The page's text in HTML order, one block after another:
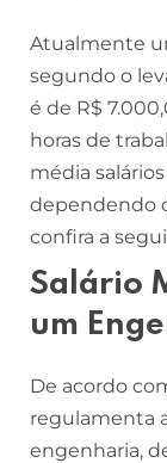
Atualmente
segundo o
é de R$
horas de
média
dependendo
confira a
Salário
um
De acordo
regulamenta
engenharia,